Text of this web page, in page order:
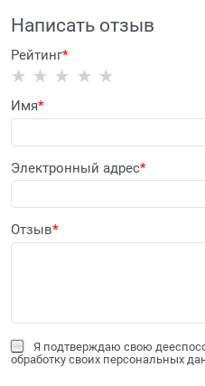
Написать отзыв
Рейтинг
Имя
Электронный адрес
Отзыв
Я подтверждаю свою
обработку своих персональных